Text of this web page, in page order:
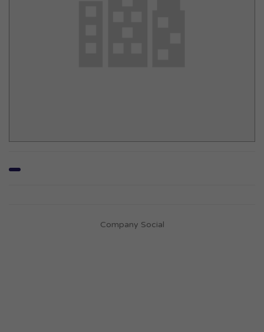
Company Social